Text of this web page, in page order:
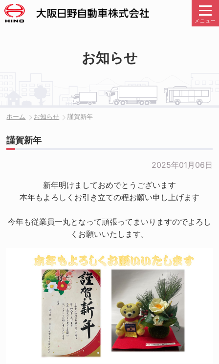
メニュー
お知らせ
ホーム お知らせ 謹賀新年
謹賀新年
2025年01月06日
新年明けましておめでとうございます
本年もよろしくお引き立ての程お願い申し上げます
今年も従業員一丸となって頑張ってまいりますのでよろし
くお願いいたします。